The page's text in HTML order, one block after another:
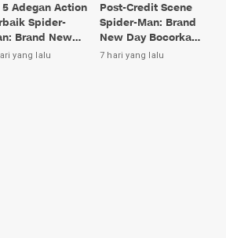
5 Adegan Action
Spider-
Brand New
Ada Hulk vs
yang lalu
Post-Credit Scene
Spider-Man: Brand
New Day Bocorkan
Lokasi Peter di Luar
7 hari yang lalu